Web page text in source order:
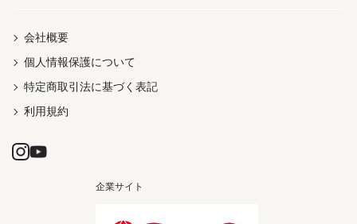
紅芋
茶葉
UVケア
伝統工芸品
会社概要
個人情報保護について
特定商取引法に基づく表記
利用規約
企業サイト